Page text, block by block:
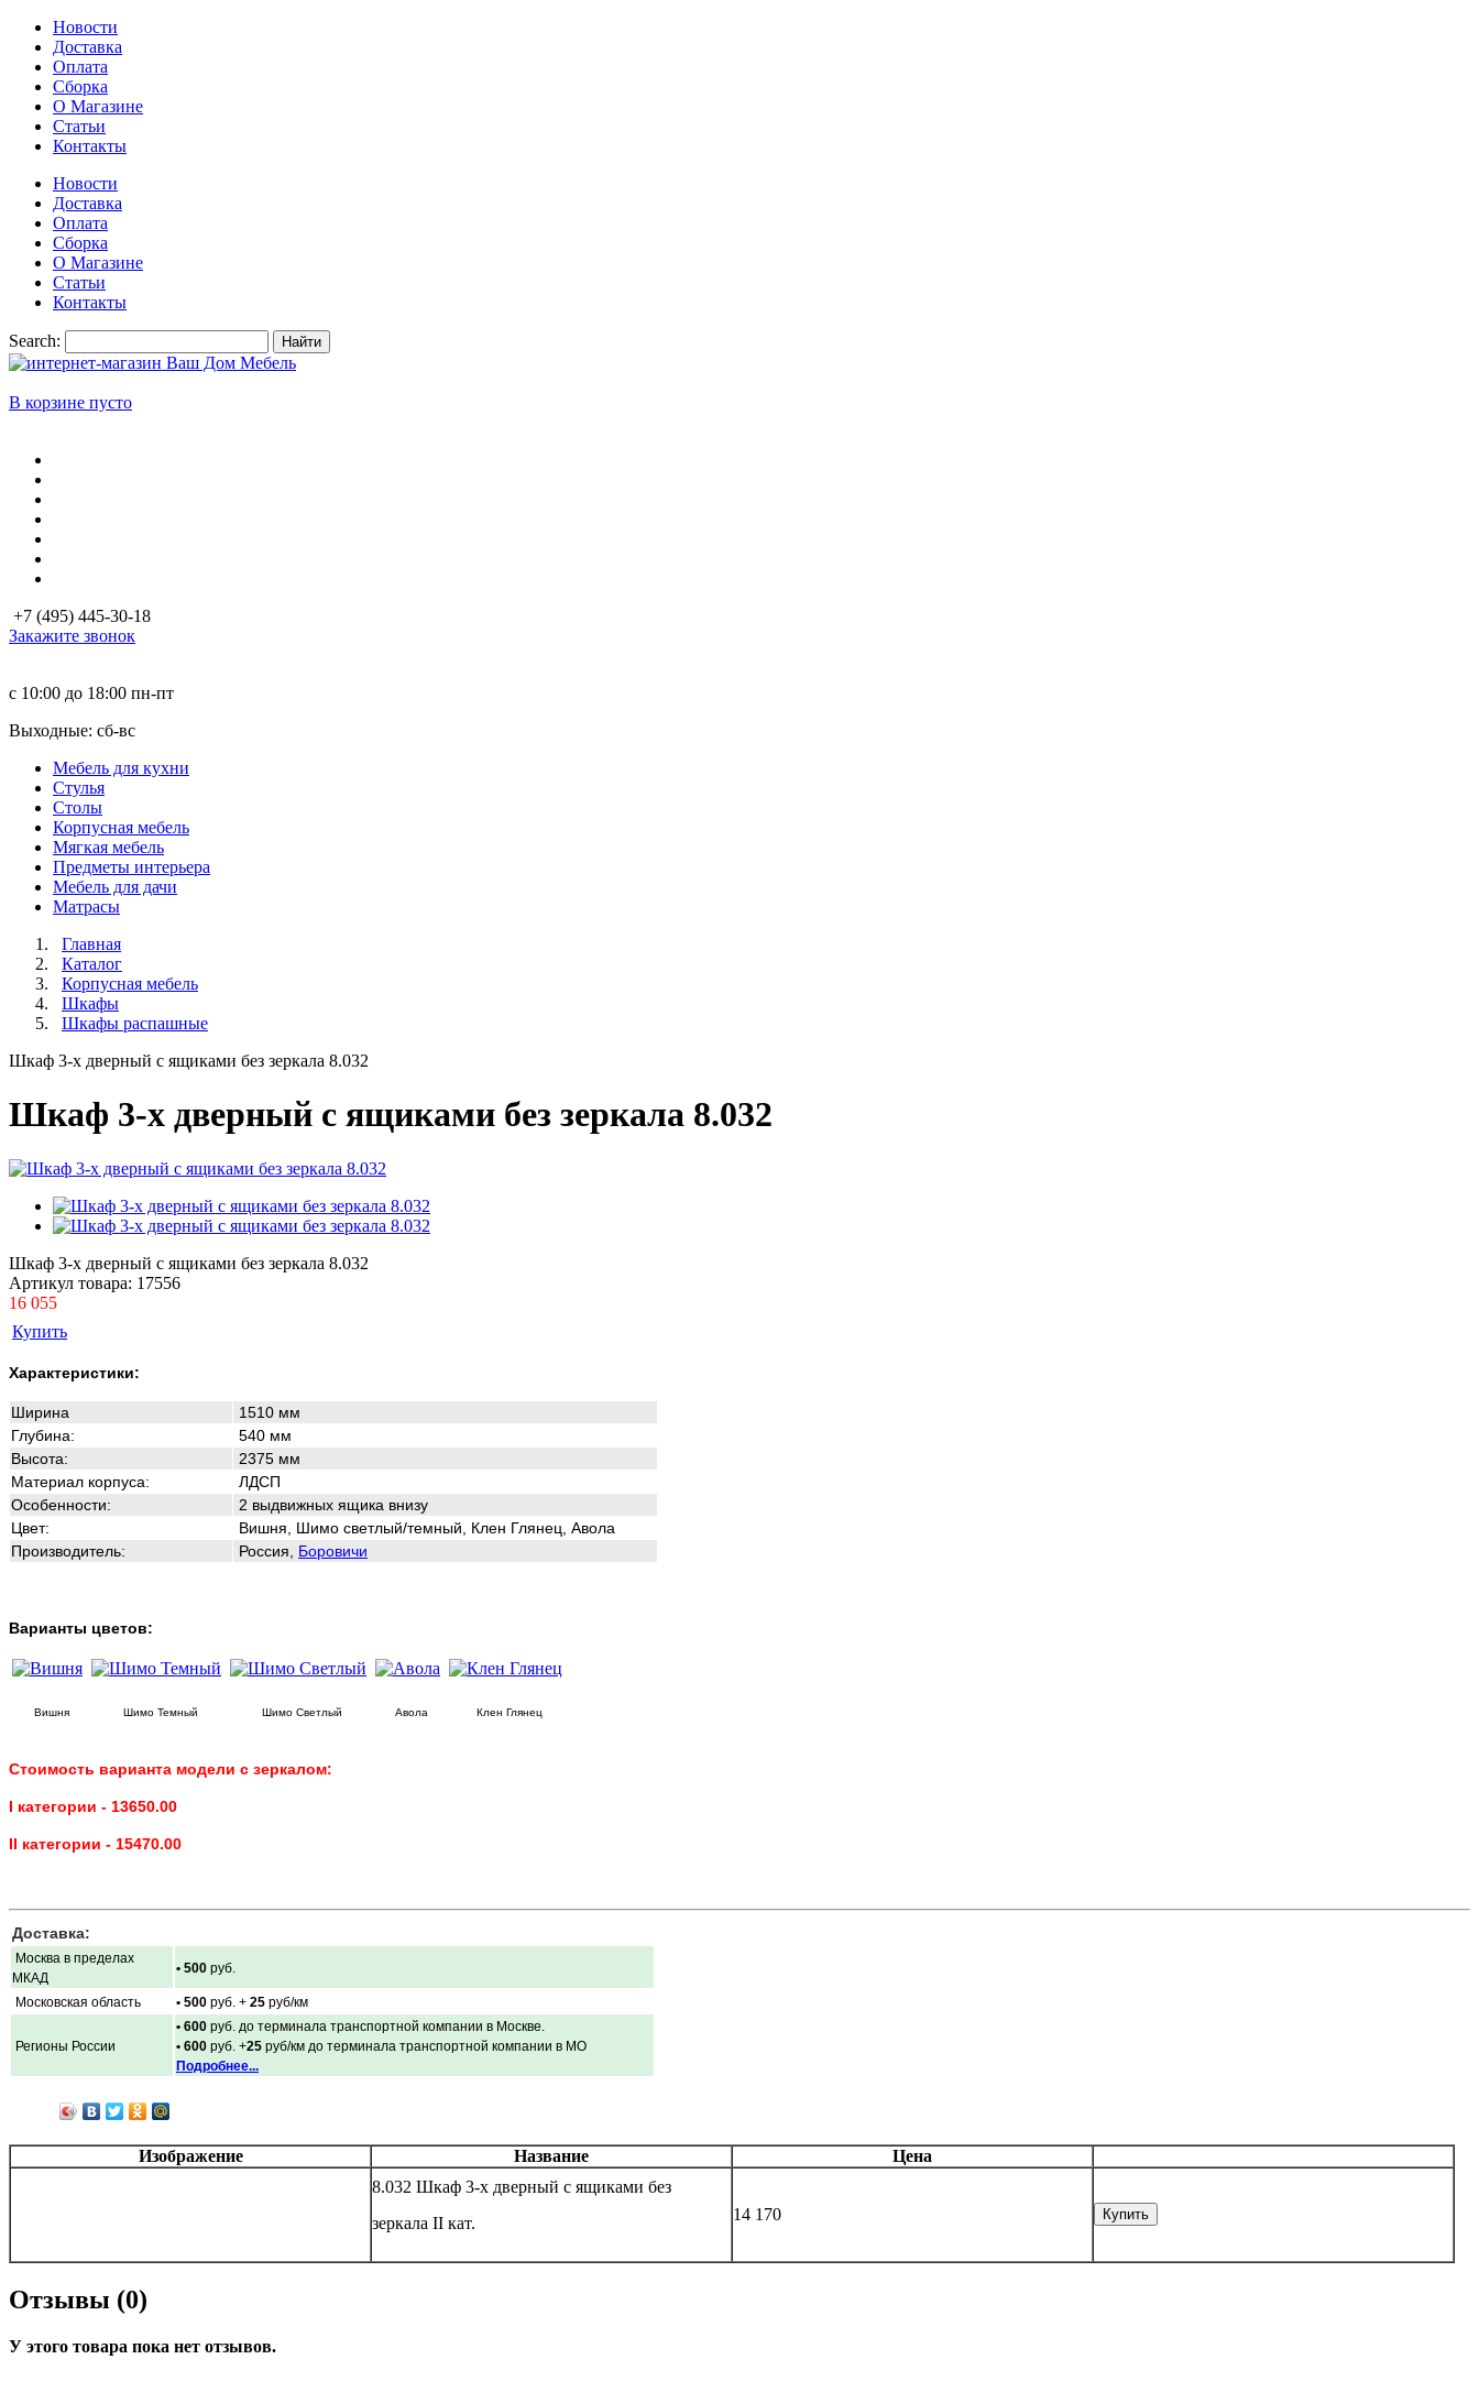
Новости
Доставка
Оплата
Сборка
О Магазине
Статьи
Контакты
Новости
Доставка
Оплата
Сборка
О Магазине
Статьи
Контакты
Search: Найти
В корзине пусто
+7 (495) 445-30-18
Закажите звонок
с 10:00 до 18:00 пн-пт
Выходные: сб-вc
Мебель для кухни
Стулья
Столы
Корпусная мебель
Мягкая мебель
Предметы интерьера
Мебель для дачи
Матраcы
Главная
Каталог
Корпусная мебель
Шкафы
Шкафы распашные
Шкаф 3-х дверный с ящиками без зеркала 8.032
Шкаф 3-х дверный с ящиками без зеркала 8.032
Шкаф 3-х дверный с ящиками без зеркала 8.032
Артикул товара: 17556
16 055
Купить
Характеристики:
Ширина 1510 мм
Глубина:
540 мм
Высота:
2375 мм
Материал корпуса:
ЛДСП
Особенности:
2 выдвижных ящика внизу
Цвет:
Вишня, Шимо светлый/темный, Клен Глянец, Авола
Производитель:
Россия, Боровичи
Варианты цветов:
Вишня Шимо Темный Шимо Светлый Авола Клен Глянец
Стоимость варианта модели с зеркалом:
I категории - 13650.00
II категории - 15470.00
Доставка:
Москва в пределах
МКАД
• 500 руб.
Московская область • 500 руб. + 25 руб/км
Регионы России
• 600 руб. до терминала транспортной компании в Москве.
• 600 руб. +25 руб/км до терминала транспортной компании в МО
Подробнее...
Изображение Название
Цена
8.032 Шкаф 3-х дверный с ящиками без
зеркала II кат.
14 170 Купить
Отзывы (0)
У этого товара пока нет отзывов.